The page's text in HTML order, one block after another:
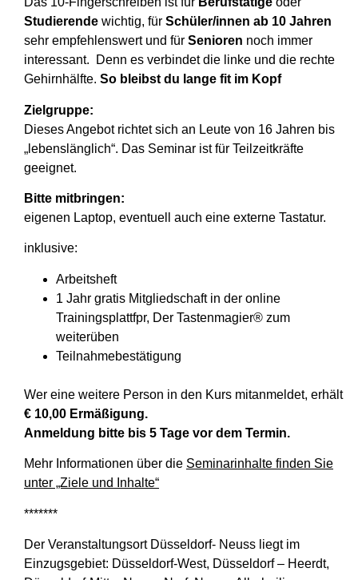
Studierende wichtig, für Schüler/innen ab 10 Jahren
sehr empfehlenswert und für Senioren noch immer
interessant. Denn es verbindet die linke und die rechte
Gehirnhälfte. So bleibst du lange fit im Kopf
Zielgruppe:
Dieses Angebot richtet sich an Leute von 16 Jahren bis
„lebenslänglich“. Das Seminar ist für Teilzeitkräfte
geeignet.
Bitte mitbringen:
eigenen Laptop, eventuell auch eine externe Tastatur.
inklusive:
Arbeitsheft
1 Jahr gratis Mitgliedschaft in der online
Trainingsplattfpr, Der Tastenmagier® zum
weiterüben
Teilnahmebestätigung
Wer eine weitere Person in den Kurs mitanmeldet, erhält
€ 10,00 Ermäßigung.
Anmeldung bitte bis 5 Tage vor dem Termin.
Mehr Informationen über die Seminarinhalte finden Sie
unter „Ziele und Inhalte“
*******
Der Veranstaltungsort Düsseldorf- Neuss liegt im
Einzugsgebiet: Düsseldorf-West, Düsseldorf – Heerdt,